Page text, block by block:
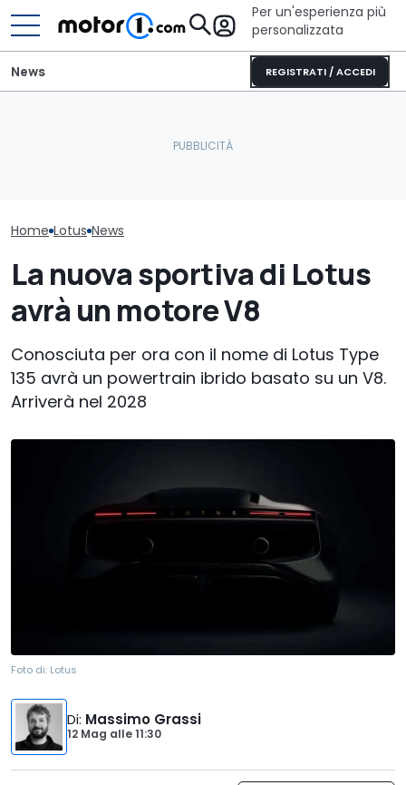
Per un'esperienza più
personalizzata
REGISTRATI / ACCEDI
News
Home Lotus News
La nuova sportiva di Lotus
avrà un motore V8
Conosciuta per ora con il nome di Lotus Type
135 avrà un powertrain ibrido basato su un V8.
Arriverà nel 2028
Foto di: Lotus
Di: Massimo Grassi
12 Mag alle11:30